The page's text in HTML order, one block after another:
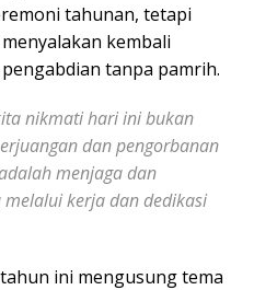
tahunan, tetapi
kembali
tanpa pamrih.
nikmati hari ini bukan
dan pengorbanan
menjaga dan
kerja dan dedikasi
ini mengusung tema